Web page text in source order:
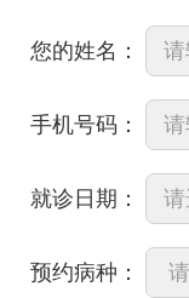
您的姓名：
手机号码：
就诊日期：
预约病种：